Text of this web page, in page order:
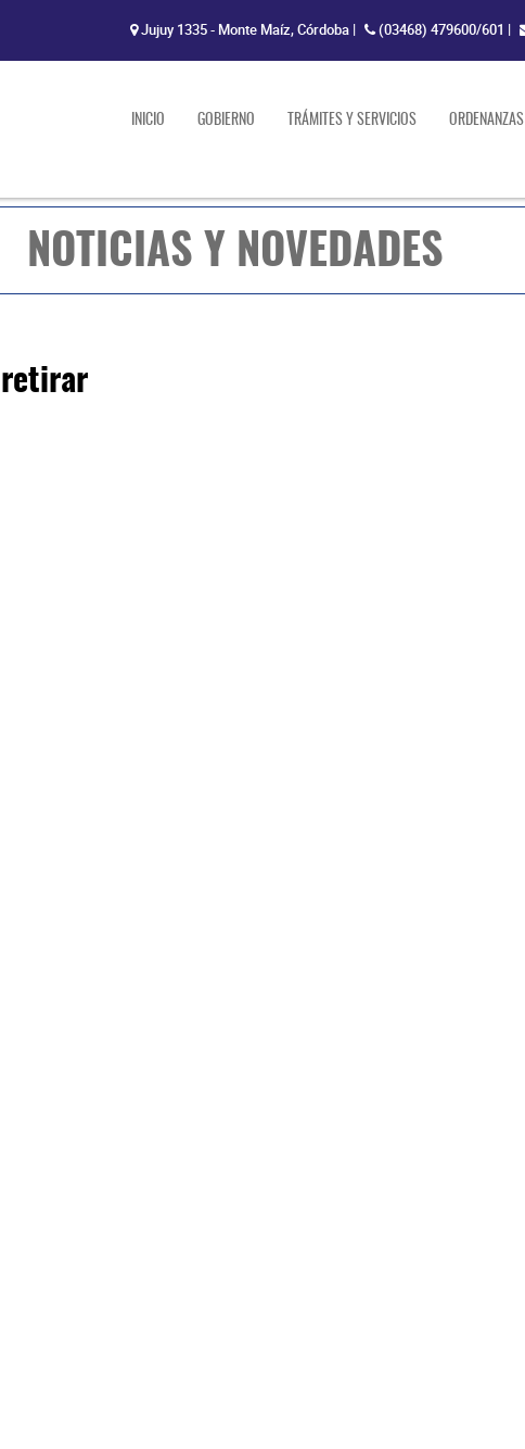
Jujuy 1335 - Monte Maíz, Córdoba | (03468) 479600/601 |
INICIO GOBIERNO TRÁMITES Y SERVICIOS ORDENANZAS
NOTICIAS Y NOVEDADES
retirar